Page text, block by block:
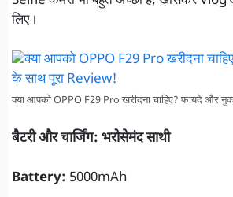
लिए।
क्या आपको OPPO F29 Pro खरीदना चाहिए? फायदे और
बैटरी और चार्जिंग: भरोसेमंद साथी
Battery: 5000mAh